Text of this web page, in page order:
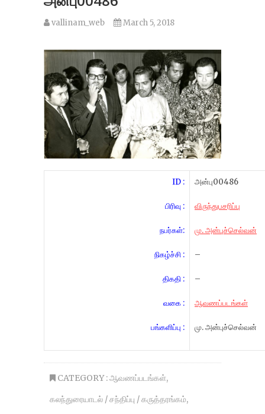
vallinam_web March 5, 2018
ID :
பிரிவு :
நபர்கள்:
நிகழ்ச்சி :
திகதி :
வகை :
பங்களிப்பு :
அன்பு00486
விருந்துபசரிப்பு
மு. அன்புச்செல்வன்
–
–
ஆவணப்படங்கள்
மு. அன்புச்செல்வன்
CATEGORY :ஆவணப்படங்கள்,
கலந்துரையாடல் / சந்திப்பு / கருத்தரங்கம்,